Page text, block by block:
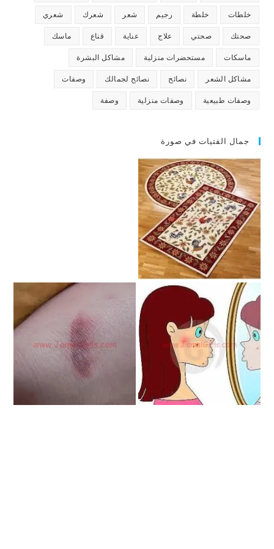
خلطات خلطة رجيم شعر شعرك شعري
صحتك صحتي علاج عناية قناع ماسك
ماسكات مستحضرات منزلية مشاكل البشرة
مشاكل الشعر نصائح نصائح لجمالك وصفات
وصفات طبيعية وصفات منزلية وصفة
جمال الفتيات في صورة